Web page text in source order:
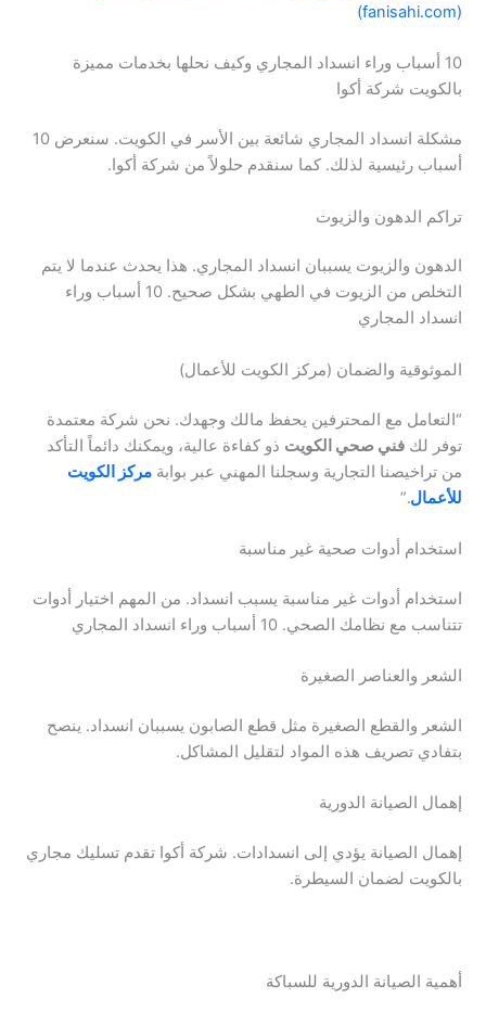
(fanisahi.com)
10 أسباب وراء انسداد المجاري وكيف نحلها بخدمات مميزة
بالكويت شركة أكوا
مشكلة انسداد المجاري شائعة بين الأسر في الكويت. سنعرض 10
أسباب رئيسية لذلك. كما سنقدم حلولاً من شركة أكوا.
تراكم الدهون والزيوت
الدهون والزيوت يسببان انسداد المجاري. هذا يحدث عندما لا يتم
التخلص من الزيوت في الطهي بشكل صحيح. 10 أسباب وراء
انسداد المجاري
الموثوقية والضمان (مركز الكويت للأعمال)
“التعامل مع المحترفين يحفظ مالك وجهدك. نحن شركة معتمدة
توفر لكفني صحي الكويت ذو كفاءة عالية، ويمكنك دائماً التأكد
من تراخيصنا التجارية وسجلنا المهني عبر بوابةمركز الكويت
للأعمال.”
استخدام أدوات صحية غير مناسبة
استخدام أدوات غير مناسبة يسبب انسداد. من المهم اختيار أدوات
تتناسب مع نظامك الصحي. 10 أسباب وراء انسداد المجاري
الشعر والعناصر الصغيرة
الشعر والقطع الصغيرة مثل قطع الصابون يسببان انسداد. ينصح
بتفادي تصريف هذه المواد لتقليل المشاكل.
إهمال الصيانة الدورية
إهمال الصيانة يؤدي إلى انسدادات. شركة أكوا تقدم تسليك مجاري
بالكويت لضمان السيطرة.
أهمية الصيانة الدورية للسباكة